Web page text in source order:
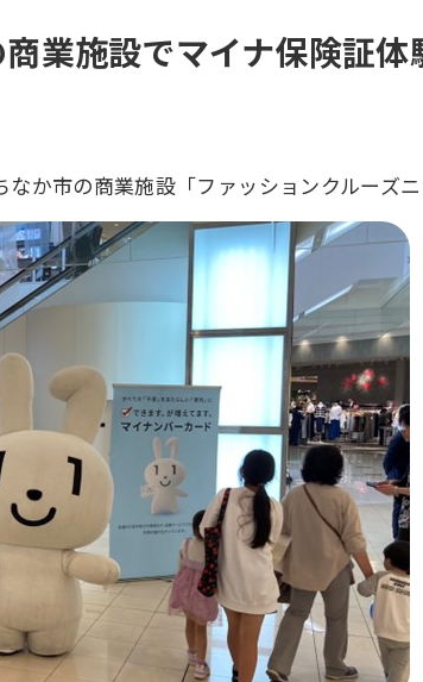
業施設でマイナ保険証
か市の商業施設「ファッションクルーズ